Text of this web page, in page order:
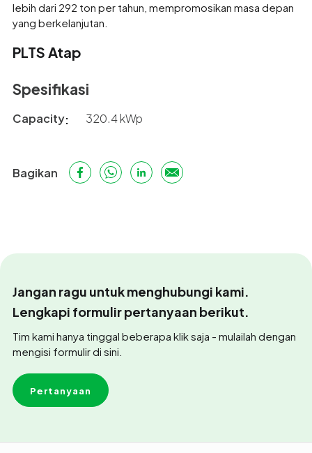
lebih dari 292 ton per tahun, mempromosikan masa depan
yang berkelanjutan.
PLTS Atap
Spesifikasi
Capacity 320.4 kWp
Bagikan
Jangan ragu untuk menghubungi kami.
Lengkapi formulir pertanyaan berikut.
Tim kami hanya tinggal beberapa klik saja - mulailah dengan
mengisi formulir di sini.
Pertanyaan